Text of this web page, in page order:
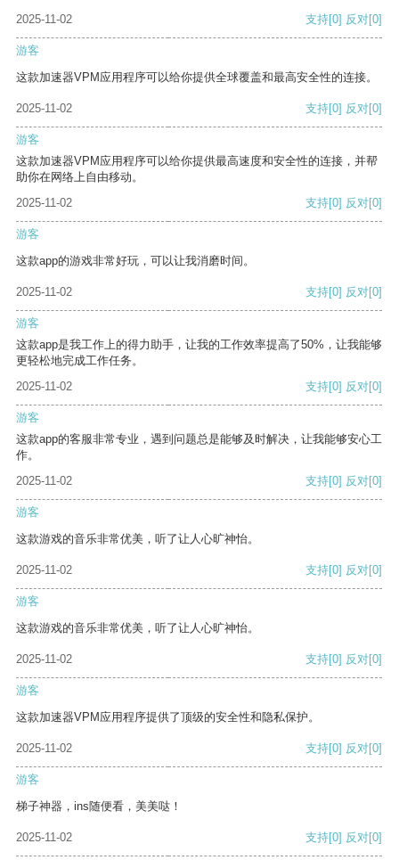
2025-11-02 支持[0] 反对[0]
游客
这款加速器VPM应用程序可以给你提供全球覆盖和最高安全性的连接。
2025-11-02 支持[0] 反对[0]
游客
这款加速器VPM应用程序可以给你提供最高速度和安全性的连接，并帮
助你在网络上自由移动。
2025-11-02
支持[0] 反对[0]
游客
这款app的游戏非常好玩，可以让我消磨时间。
2025-11-02 支持[0] 反对[0]
游客
这款app是我工作上的得力助手，让我的工作效率提高了50%，让我能够
更轻松地完成工作任务。
2025-11-02
支持[0] 反对[0]
游客
这款app的客服非常专业，遇到问题总是能够及时解决，让我能够安心工
作。
2025-11-02
支持[0] 反对[0]
游客
这款游戏的音乐非常优美，听了让人心旷神怡。
2025-11-02 支持[0] 反对[0]
游客
这款游戏的音乐非常优美，听了让人心旷神怡。
2025-11-02 支持[0] 反对[0]
游客
这款加速器VPM应用程序提供了顶级的安全性和隐私保护。
2025-11-02 支持[0] 反对[0]
游客
梯子神器，ins随便看，美美哒！
2025-11-02 支持[0] 反对[0]